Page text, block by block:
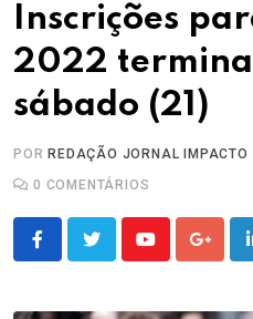
Inscrições
2022
sábado (21)
POR REDAÇÃO JORNAL IMPACTO
0 COMENTÁRIOS
Youtube